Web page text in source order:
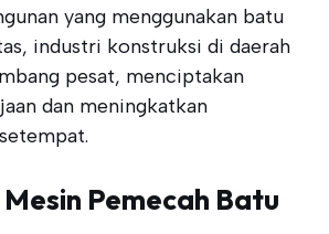
yang menggunakan batu
industri konstruksi di daerah
pesat, menciptakan
dan meningkatkan
Pemecah Batu